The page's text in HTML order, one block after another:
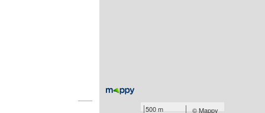
500 m ©Mappy